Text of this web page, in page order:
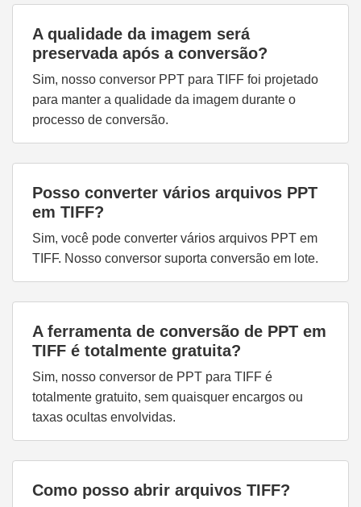
A qualidade da imagem será
preservada após a conversão?
Sim, nosso conversor PPT para TIFF foi projetado
para manter a qualidade da imagem durante o
processo de conversão.
Posso converter vários arquivos PPT
em TIFF?
Sim, você pode converter vários arquivos PPT em
TIFF. Nosso conversor suporta conversão em lote.
A ferramenta de conversão de PPT em
TIFF é totalmente gratuita?
Sim, nosso conversor de PPT para TIFF é
totalmente gratuito, sem quaisquer encargos ou
taxas ocultas envolvidas.
Como posso abrir arquivos TIFF?